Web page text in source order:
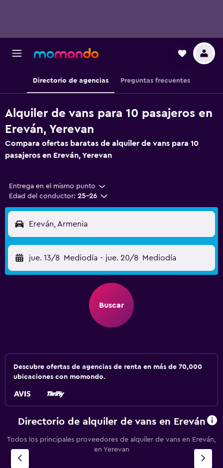
Directorio de agencias Preguntas frecuentes
Alquiler de vans para 10 pasajeros en
Ereván, Yerevan
Compara ofertas baratas de alquiler de vans para 10
pasajeros en Ereván, Yerevan
Entrega en el mismo punto
Edad del conductor: 25-26
Ereván, Armenia
jue. 13/8 Mediodía - jue. 20/8 Mediodía
Buscar
Descubre ofertas de agencias de renta en más de 70,000
ubicaciones con momondo.
Directorio de alquiler de vans en Ereván
Todos los principales proveedores de alquiler de vans en Ereván,
en Yerevan